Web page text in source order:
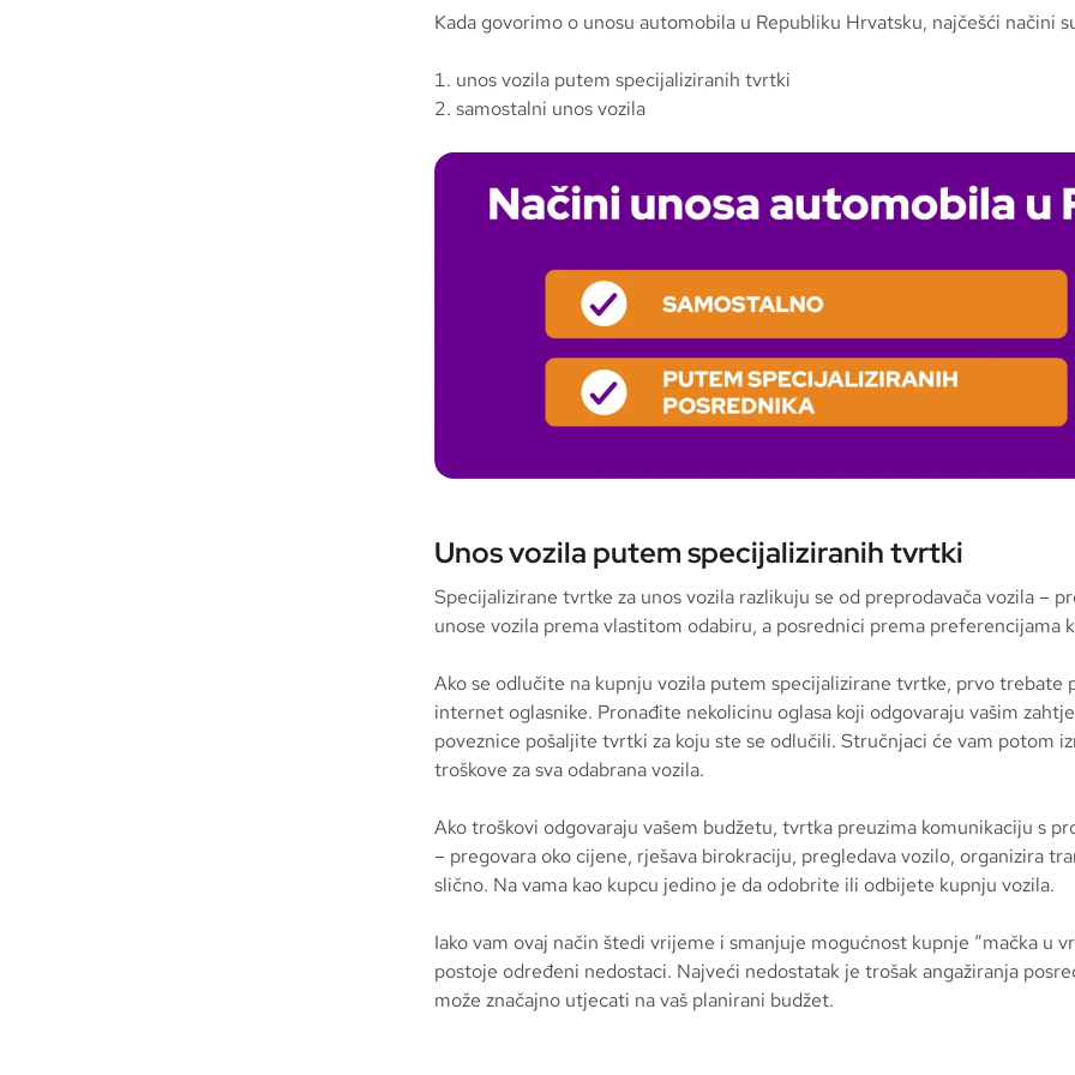
Kada govorimo o unosu automobila u Republiku Hrvatsku, najčešći načini
unos vozila putem specijaliziranih tvrtki
samostalni unos vozila
Unos vozila putem specijaliziranih tvrtki
Specijalizirane tvrtke za unos vozila razlikuju se od preprodavača vozila –
unose vozila prema vlastitom odabiru, a posrednici prema preferencijama
Ako se odlučite na kupnju vozila putem specijalizirane tvrtke, prvo trebate
internet oglasnike. Pronađite nekolicinu oglasa koji odgovaraju vašim
poveznice pošaljite tvrtki za koju ste se odlučili. Stručnjaci će vam potom
troškove za sva odabrana vozila.
Ako troškovi odgovaraju vašem budžetu, tvrtka preuzima komunikaciju s
– pregovara oko cijene, rješava birokraciju, pregledava vozilo, organizira
slično. Na vama kao kupcu jedino je da odobrite ili odbijete kupnju vozila.
Iako vam ovaj način štedi vrijeme i smanjuje mogućnost kupnje “mačka u
postoje određeni nedostaci. Najveći nedostatak je trošak angažiranja
može značajno utjecati na vaš planirani budžet.